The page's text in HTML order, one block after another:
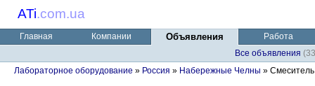
ATi.com.ua
Главная Компании Объявления
Работа
Все объявления
Лабораторное оборудование » Россия » Набережные Челны »